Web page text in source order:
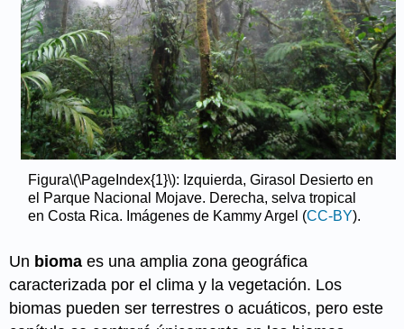
Figura\(\PageIndex{1}\): Izquierda, Girasol Desierto en
el Parque Nacional Mojave. Derecha, selva tropical
en Costa Rica. Imágenes de Kammy Argel (CC-BY).
Un bioma es una amplia zona geográfica
caracterizada por el clima y la vegetación. Los
biomas pueden ser terrestres o acuáticos, pero este